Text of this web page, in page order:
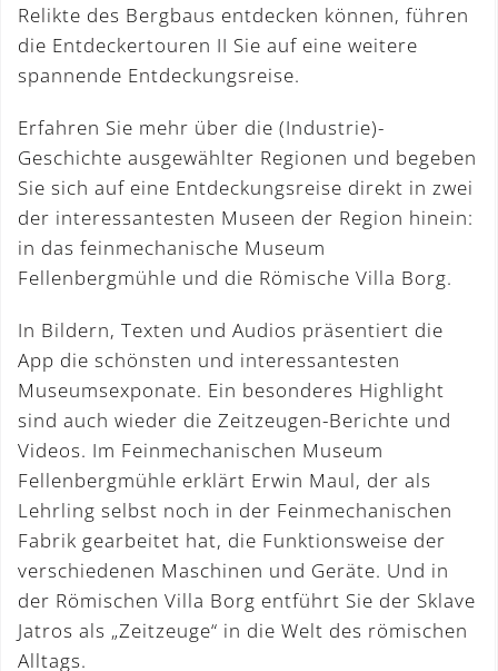
Relikte des Bergbaus entdecken können, führen
die Entdeckertouren II Sie auf eine weitere
spannende Entdeckungsreise.
Erfahren Sie mehr über die (Industrie)-
Geschichte ausgewählter Regionen und begeben
Sie sich auf eine Entdeckungsreise direkt in zwei
der interessantesten Museen der Region hinein:
in das feinmechanische Museum
Fellenbergmühle und die Römische Villa Borg.
In Bildern, Texten und Audios präsentiert die
App die schönsten und interessantesten
Museumsexponate. Ein besonderes Highlight
sind auch wieder die Zeitzeugen-Berichte und
Videos. Im Feinmechanischen Museum
Fellenbergmühle erklärt Erwin Maul, der als
Lehrling selbst noch in der Feinmechanischen
Fabrik gearbeitet hat, die Funktionsweise der
verschiedenen Maschinen und Geräte. Und in
der Römischen Villa Borg entführt Sie der Sklave
Jatros als „Zeitzeuge“ in die Welt des römischen
Alltags.